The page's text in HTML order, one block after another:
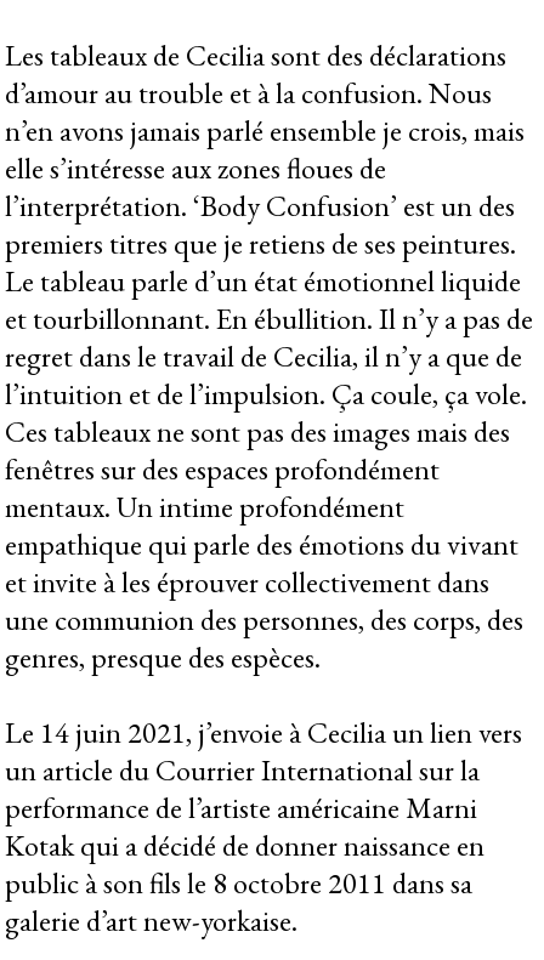
Les tableaux de Cecilia sont des déclarations
d’amour au trouble et à la confusion. Nous
n’en avons jamais parlé ensemble je crois, mais
elle s’intéresse aux zones floues de
l’interprétation. ‘Body Confusion’ est un des
premiers titres que je retiens de ses peintures.
Le tableau parle d’un état émotionnel liquide
et tourbillonnant. En ébullition. Il n’y a pas de
regret dans le travail de Cecilia, il n’y a que de
l’intuition et de l’impulsion. Ça coule, ça vole.
Ces tableaux ne sont pas des images mais des
fenêtres sur des espaces profondément
mentaux. Un intime profondément
empathique qui parle des émotions du vivant
et invite à les éprouver collectivement dans
une communion des personnes, des corps, des
genres, presque des espèces.
Le 14 juin 2021, j’envoie à Cecilia un lien vers
un article du Courrier International sur la
performance de l’artiste américaine Marni
Kotak qui a décidé de donner naissance en
public à son fils le 8 octobre 2011 dans sa
galerie d’art new-yorkaise.